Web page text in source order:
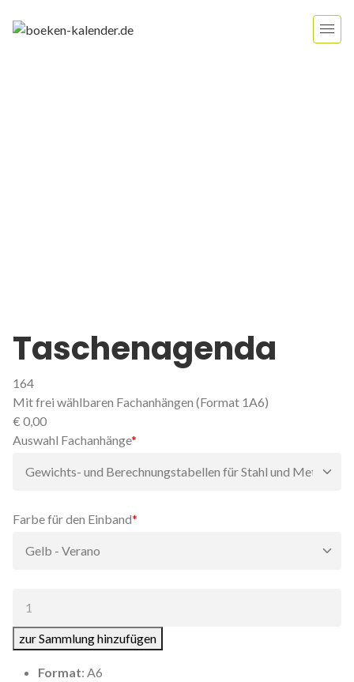
Taschenagenda
164
Mit frei wählbaren Fachanhängen (Format 1A6)
€ 0,00
Pflichtfeld
Auswahl Fachanhänge*
Pflichtfeld
Farbe für den Einband*
zur Sammlung hinzufügen
Format: A6